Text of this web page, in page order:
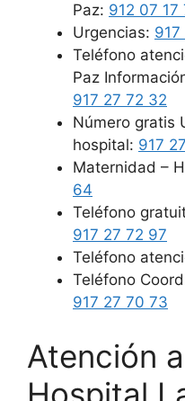
Paz: 912 07 17
Urgencias:
Teléfono
Paz
917 27 72 32
Número gratis
hospital: 917
Maternidad –
64
Teléfono
917 27 72 97
Teléfono
Teléfono
917 27 70 73
Atención